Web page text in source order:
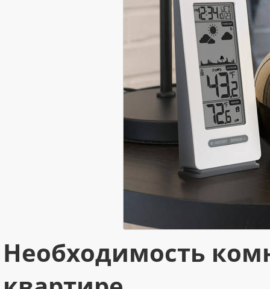
Необходимость